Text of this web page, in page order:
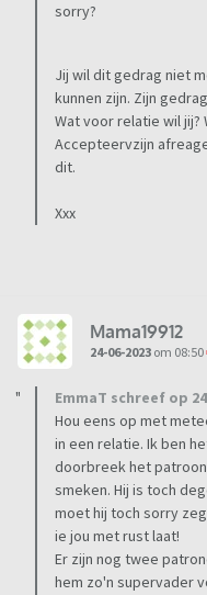
sorry?
Jij wil dit gedrag niet
kunnen zijn. Zijn
Wat voor relatie wil jij?
Accepteervzijn
dit.
Xxx
Mama19912
24-06-2023 om 08:50
EmmaT schreef op
Hou eens op met
in een relatie. Ik ben
doorbreek het
smeken. Hij is toch
moet hij toch sorry
ie jou met rust laat!
Er zijn nog twee
hem zo'n supervader